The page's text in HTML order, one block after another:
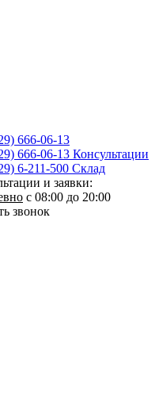
666-06-13
666-06-13 Консультации
6-211-500 Склад
и заявки:
с 08:00 до 20:00
звонок